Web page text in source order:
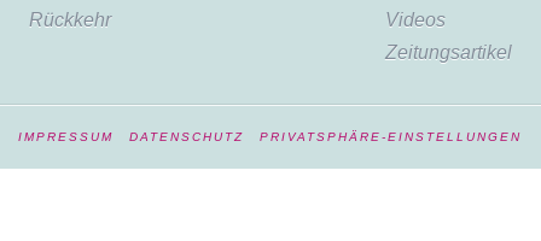
Rückkehr
Videos
Zeitungsartikel
IMPRESSUM DATENSCHUTZ PRIVATSPHÄRE-EINSTELLUNGEN